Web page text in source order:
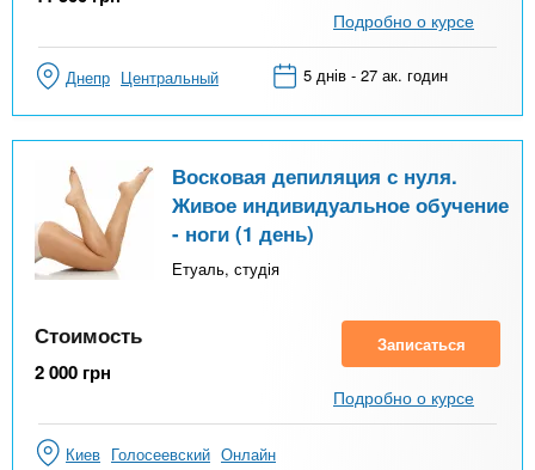
Подробно о курсе
Днепр Центральный 5 днів - 27 ак. годин
Восковая депиляция с нуля.
Живое индивидуальное обучение
- ноги (1 день)
Етуаль, студія
Стоимость
2 000 грн
Записаться
Подробно о курсе
Киев Голосеевский Онлайн